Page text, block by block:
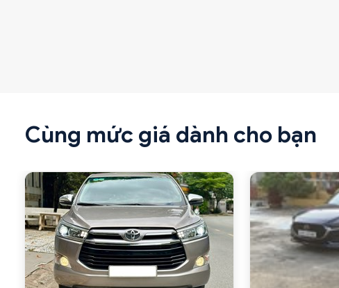
Cùng mức giá dành cho bạn